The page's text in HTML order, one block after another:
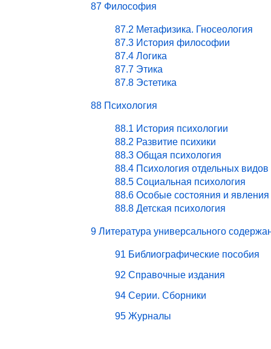
87 Философия
87.2 Метафизика. Гносеология
87.3 История философии
87.4 Логика
87.7 Этика
87.8 Эстетика
88 Психология
88.1 История психологии
88.2 Развитие психики
88.3 Общая психология
88.4 Психология отдельных
88.5 Социальная психология
88.6 Особые состояния и явления
88.8 Детская психология
9 Литература универсального
91 Библиографические пособия
92 Справочные издания
94 Серии. Сборники
95 Журналы